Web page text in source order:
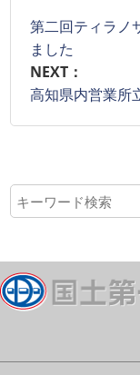
第二回ティラノ
ました
NEXT：
高知県内営業所